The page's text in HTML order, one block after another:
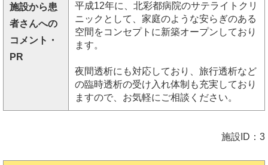
施設から患
者さんへの
コメント・
PR
平成12年に、北彩都病院のサテライトクリ
ニックとして、家庭のような安らぎのある
空間をコンセプトに新築オープンしており
ます。
夜間透析にも対応しており、旅行透析など
の臨時透析の受け入れ体制も充実しており
ますので、お気軽にご相談ください。
施設ID：3